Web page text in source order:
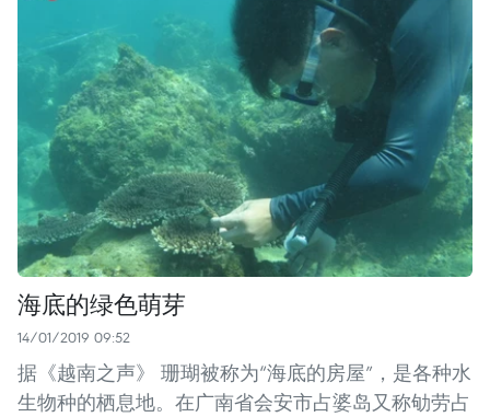
海底的绿色萌芽
14/01/2019 09:52
据《越南之声》 珊瑚被称为“海底的房屋”，是各种水
生物种的栖息地。在广南省会安市占婆岛又称劬劳占